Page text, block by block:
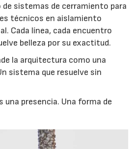
de sistemas de cerramiento para
técnicos en aislamiento
Cada línea, cada encuentro
belleza por su exactitud.
la arquitectura como una
sistema que resuelve sin
una presencia. Una forma de